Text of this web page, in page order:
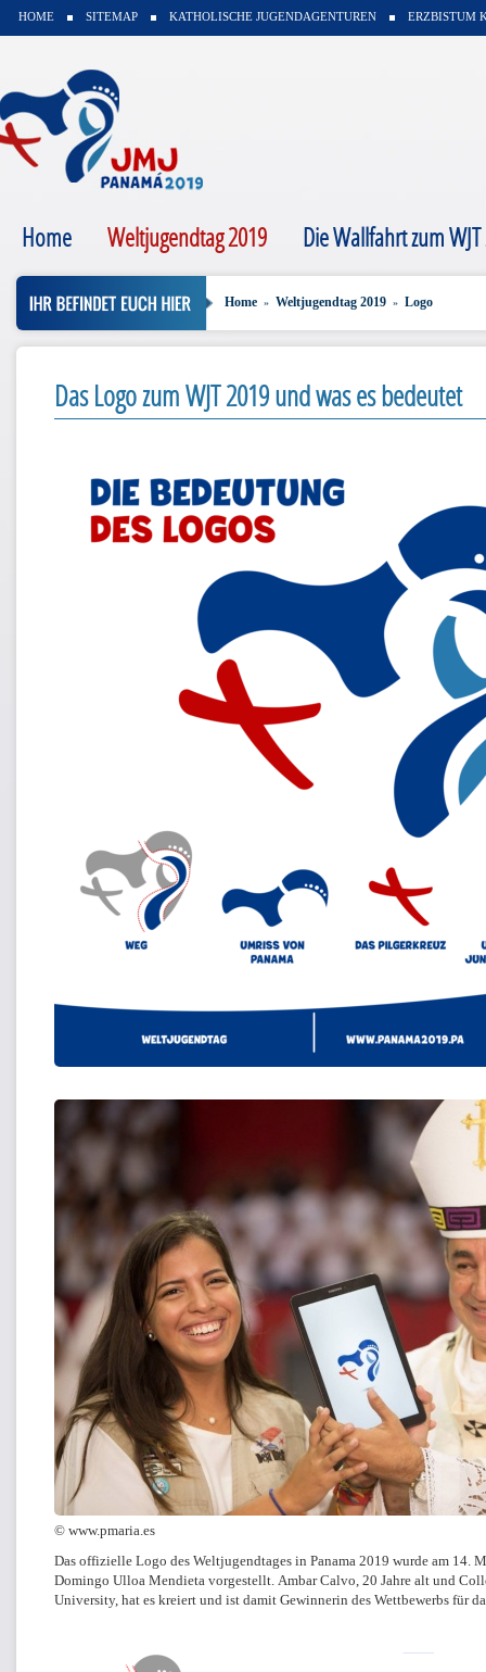
HOME SITEMAP KATHOLISCHE JUGENDAGENTUREN ERZBISTUM
Home Weltjugendtag 2019 Die Wallfahrt zum
Home » Weltjugendtag 2019 » Logo
Das Logo zum WJT 2019 und was es bedeutet
© www.pmaria.es
Das offizielle Logo des Weltjugendtages in Panama 2019 wurde am 14.
Domingo Ulloa Mendieta vorgestellt. Ambar Calvo, 20 Jahre alt und
University, hat es kreiert und ist damit Gewinnerin des Wettbewerbs für